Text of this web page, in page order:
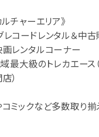
チャーエリア》
レコードレンタル＆中
レンタルコーナー
最大級のトレカエース
）
ミックなど多数取り揃